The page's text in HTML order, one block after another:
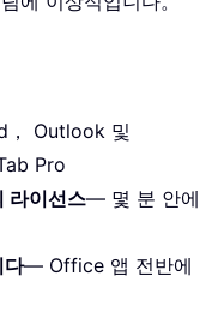
Outlook 및
Pro
라이선스— 몇 분 안에
다— Office 앱 전반에